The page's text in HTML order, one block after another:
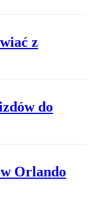
z
do
Orlando